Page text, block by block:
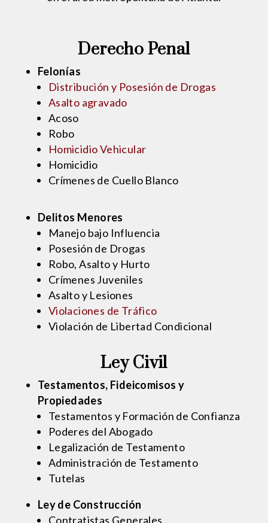
Derecho Penal
Felonías
Distribución y Posesión de Drogas
Asalto agravado
Acoso
Robo
Homicidio Vehicular
Homicidio
Crímenes de Cuello Blanco
Delitos Menores
Manejo bajo Influencia
Posesión de Drogas
Robo, Asalto y Hurto
Crímenes Juveniles
Asalto y Lesiones
Violaciones de Tráfico
Violación de Libertad Condicional
Ley Civil
Testamentos, Fideicomisos y
Propiedades
Testamentos y Formación de Confianza
Poderes del Abogado
Legalización de Testamento
Administración de Testamento
Tutelas
Ley de Construcción
Contratistas Generales